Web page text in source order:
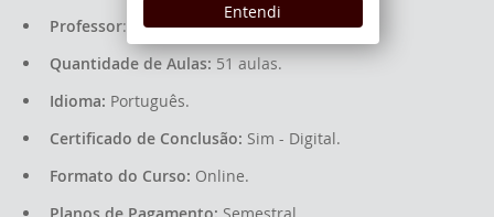
Professor: Richard Ferrarini.
Quantidade de Aulas: 51 aulas.
Idioma: Português.
Certificado de Conclusão: Sim - Digital.
Formato do Curso: Online.
Planos de Pagamento: Semestral.
Entendi